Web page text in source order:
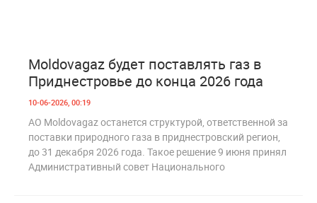
0
Moldovagaz будет поставлять газ в
Приднестровье до конца 2026 года
10-06-2026, 00:19
АО Moldovagaz останется структурой, ответственной за
поставки природного газа в приднестровский регион,
до 31 декабря 2026 года. Такое решение 9 июня принял
Административный совет Национального